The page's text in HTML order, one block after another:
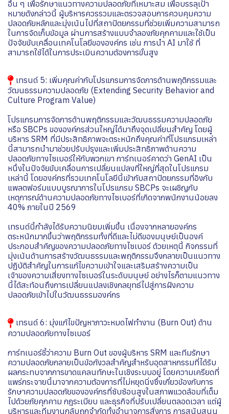
อื่น ๆ เพื่อรักษาแนวทางความปลอดภัยที่เหมาะสม เพื่อบรรลุเป้า
หมายดังกล่าวนี้ ผู้บริหารควรรวมและตรวจสอบการควบคุมความ
ปลอดภัยหลักและมุ่งเน้นไปที่สถาปัตยกรรมที่ช่วยเพิ่มความสามารถ
ในการจัดเก็บข้อมูล ผ่านการสร้างแบบจำลองภัยคุกคามและใช้เป็น
ปัจจัยขับเคลื่อนเทคโนโลยีขององค์กร เช่น การนำ AI มาใช้ ที่
สามารถใช้ได้ในการประเมินความต้องการขั้นสูง
เทรนด์ 5: เพิ่มคุณค่ากับโปรแกรมการจัดการด้านพฤติกรรมและ
วัฒนธรรมความปลอดภัย (Extending Security Behavior and
Culture Program Value)
โปรแกรมการจัดการด้านพฤติกรรมและวัฒนธรรมความปลอดภัย
หรือ SBCPs ขององค์กรส่วนใหญ่ได้มาถึงจุดเปลี่ยนสำคัญ โดยผู้
บริหาร SRM ที่มีประสิทธิภาพจะตระหนักถึงคุณค่าที่โปรแกรมเหล่า
นี้สามารถนำมาช่วยปรับปรุงและเพิ่มประสิทธิภาพด้านความ
ปลอดภัยทางไซเบอร์ให้กับพวกเขา การ์ทเนอร์คาดว่า GenAI เป็น
หนึ่งในปัจจัยขับเคลื่อนการเปลี่ยนแปลงที่ใหญ่ที่สุดในโปรแกรม
เหล่านี้ โดยองค์กรที่รวมเทคโนโลยีนี้เข้ากับสถาปัตยกรรมที่อิงกับ
แพลตฟอร์มแบบบูรณาการในโปรแกรม SBCPs จะเผชิญกับ
เหตุการณ์ด้านความปลอดภัยทางไซเบอร์ที่เกิดจากพนักงานน้อยลง
40% ภายในปี 2569
เทรนด์นี้กำลังได้รับความนิยมเพิ่มขึ้น เนื่องจากหลายองค์กร
ตระหนักมากขึ้นว่าพฤติกรรมทั้งที่ดีและไม่ดีของมนุษย์เป็นองค์
ประกอบสำคัญของความปลอดภัยทางไซเบอร์ ด้วยเหตุนี้ กิจกรรมที่
มุ่งเน้นด้านการสร้างวัฒนธรรมและพฤติกรรมจึงกลายเป็นแนวทาง
ปฏิบัติสำคัญในการแก้ไขความเข้าใจและเสริมสร้างความเป็น
เจ้าของความเสี่ยงทางไซเบอร์ในระดับมนุษย์ อย่างไรก็ตามแนวทาง
นี้ได้สะท้อนถึงการเปลี่ยนแปลงเชิงกลยุทธ์ไปสู่การฝังความ
ปลอดภัยเข้าไปในวัฒนธรรมองค์กร
เทรนด์ 6: มุ่งแก้ไขปัญหาภาวะหมดไฟทำงาน (Burn Out) ด้าน
ความปลอดภัยทางไซเบอร์
การ์ทเนอร์ชี้ว่าความ Burn Out ของผู้บริหาร SRM และทีมรักษา
ความปลอดภัยกลายเป็นข้อกังวลสำคัญสำหรับอุตสาหกรรมที่ได้รับ
ผลกระทบจากการขาดแคลนทักษะในเชิงระบบอยู่ โดยความเครียดที่
แพร่กระจายนี้มาจากความต้องการที่ไม่หยุดนิ่งซึ่งเกี่ยวข้องกับการ
รักษาความปลอดภัยขององค์กรที่ซับซ้อนสูงในสภาพแวดล้อมที่เต็ม
ไปด้วยภัยคุกคาม กฎระเบียบ และธุรกิจที่ปรับเปลี่ยนตลอดเวลา แต่ผู้
บริหารและทีมงานกลับถูกจำกัดทั้งอำนาจการสั่งการ การสนับสนุน